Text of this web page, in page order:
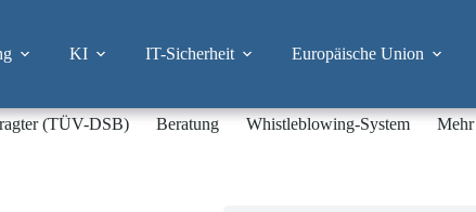
KI IT-Sicherheit Europäische Union
(TÜV-DSB) Beratung Whistleblowing-System Mehr